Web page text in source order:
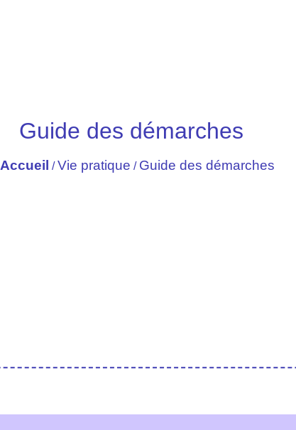
Guide des démarches
Accueil /Vie pratique / Guide des démarches